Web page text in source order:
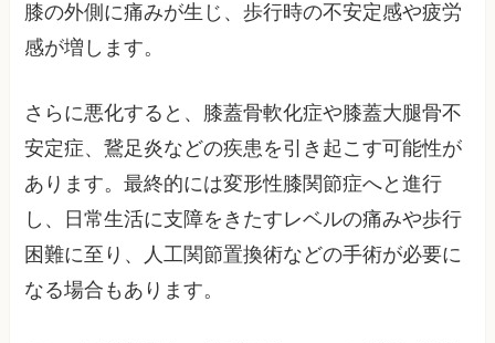
膝の外側に痛みが生じ、歩行時の不安定感や疲労
感が増します。
さらに悪化すると、膝蓋骨軟化症や膝蓋大腿骨不
安定症、鵞足炎などの疾患を引き起こす可能性が
あります。最終的には変形性膝関節症へと進行
し、日常生活に支障をきたすレベルの痛みや歩行
困難に至り、人工関節置換術などの手術が必要に
なる場合もあります。